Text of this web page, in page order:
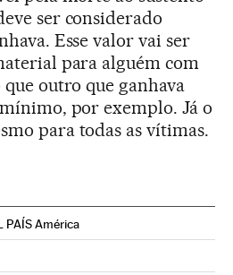
ser considerado
Esse valor vai ser
para alguém com
outro que ganhava
por exemplo. Já o
para todas as vítimas.
PAÍS América
Instagram